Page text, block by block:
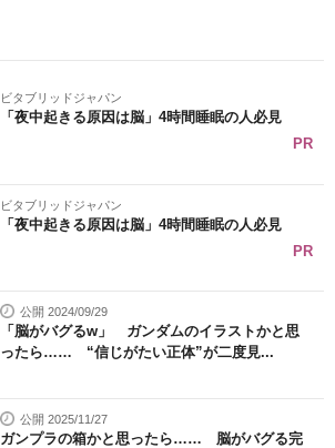
ビタブリッドジャパン
「夜中起きる原因は脳」4時間睡眠の人必見
PR
ビタブリッドジャパン
「夜中起きる原因は脳」4時間睡眠の人必見
PR
公開 2024/09/29
「脳がバグるw」 ガンダムのイラストかと思
ったら…… “信じがたい正体”が二度見...
公開 2025/11/27
ガンプラの箱かと思ったら…… 脳がバグる完